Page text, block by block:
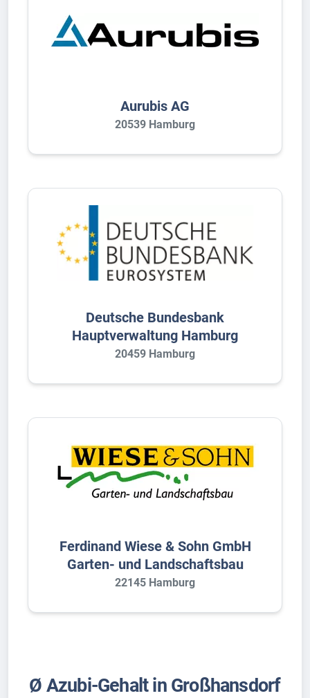
Aurubis AG
20539 Hamburg
Deutsche Bundesbank
Hauptverwaltung Hamburg
20459 Hamburg
Ferdinand Wiese & Sohn GmbH
Garten- und Landschaftsbau
22145 Hamburg
Ø Azubi-Gehalt in Großhansdorf